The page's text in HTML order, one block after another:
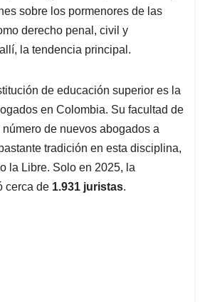
sobre los pormenores de las
derecho penal, civil y
la tendencia principal.
de educación superior es la
en Colombia. Su facultad de
de nuevos abogados a
tradición en esta disciplina,
la Libre. Solo en 2025, la
cerca de 1.931 juristas.